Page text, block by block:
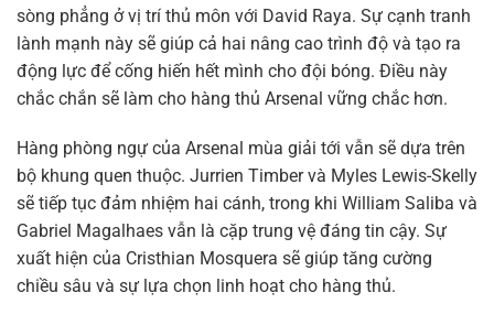
sòng phẳng ở vị trí thủ môn với David Raya. Sự cạnh tranh
lành mạnh này sẽ giúp cả hai nâng cao trình độ và tạo ra
động lực để cống hiến hết mình cho đội bóng. Điều này
chắc chắn sẽ làm cho hàng thủ Arsenal vững chắc hơn.
Hàng phòng ngự của Arsenal mùa giải tới vẫn sẽ dựa trên
bộ khung quen thuộc. Jurrien Timber và Myles Lewis-Skelly
sẽ tiếp tục đảm nhiệm hai cánh, trong khi William Saliba và
Gabriel Magalhaes vẫn là cặp trung vệ đáng tin cậy. Sự
xuất hiện của Cristhian Mosquera sẽ giúp tăng cường
chiều sâu và sự lựa chọn linh hoạt cho hàng thủ.